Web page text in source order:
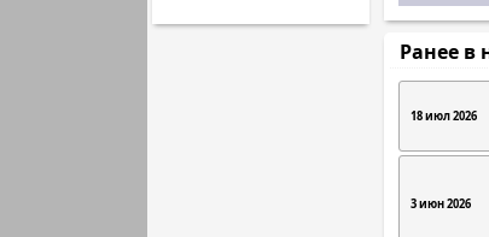
Ранее в
18 июл 2026
3 июн 2026